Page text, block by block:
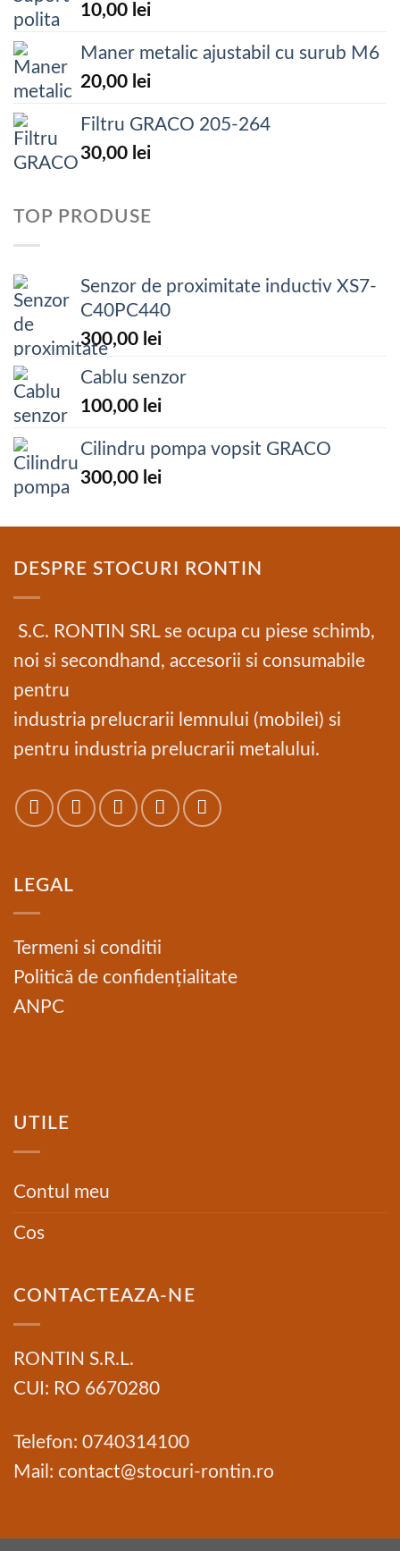
10,00 lei
Maner metalic ajustabil cu surub M6
20,00 lei
Filtru GRACO 205-264
30,00 lei
TOP PRODUSE
Senzor de proximitate inductiv XS7-
C40PC440
300,00 lei
Cablu senzor
100,00 lei
Cilindru pompa vopsit GRACO
300,00 lei
DESPRE STOCURI RONTIN
S.C. RONTIN SRL se ocupa cu piese schimb,
noi si secondhand, accesorii si consumabile
pentru
industria prelucrarii lemnului (mobilei) si
pentru industria prelucrarii metalului.
LEGAL
Termeni si conditii
Politică de confidențialitate
ANPC
UTILE
Contul meu
Cos
CONTACTEAZA-NE
RONTIN S.R.L.
CUI: RO 6670280
Telefon: 0740314100
Mail: contact@stocuri-rontin.ro